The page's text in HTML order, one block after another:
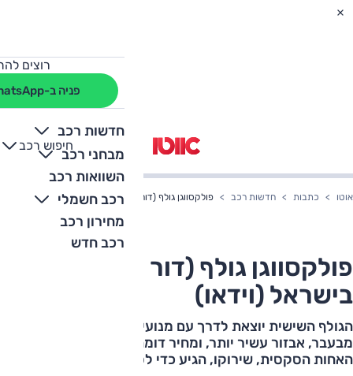
רוצים
פניה ב-WhatsApp
חדשות רכב
מבחני רכב
השוואות רכב
רכב חשמלי
מחירון רכב
רכב חדש
חיפוש רכב
+
-
אוטו כתבות חדשות רכב פולקסווגן גולף (דור VI) ושירוקו בישראל (וידאו)
בישראל (וידאו)
הגולף השישית יוצאת לדרך עם מנועים קטנים אך חזקים
מבעבר, אבזור עשיר יותר, ומחיר דומה. הציפיות גדולות וגם
האחות הסקסית, שירוקו, הגיע כדי לסייע